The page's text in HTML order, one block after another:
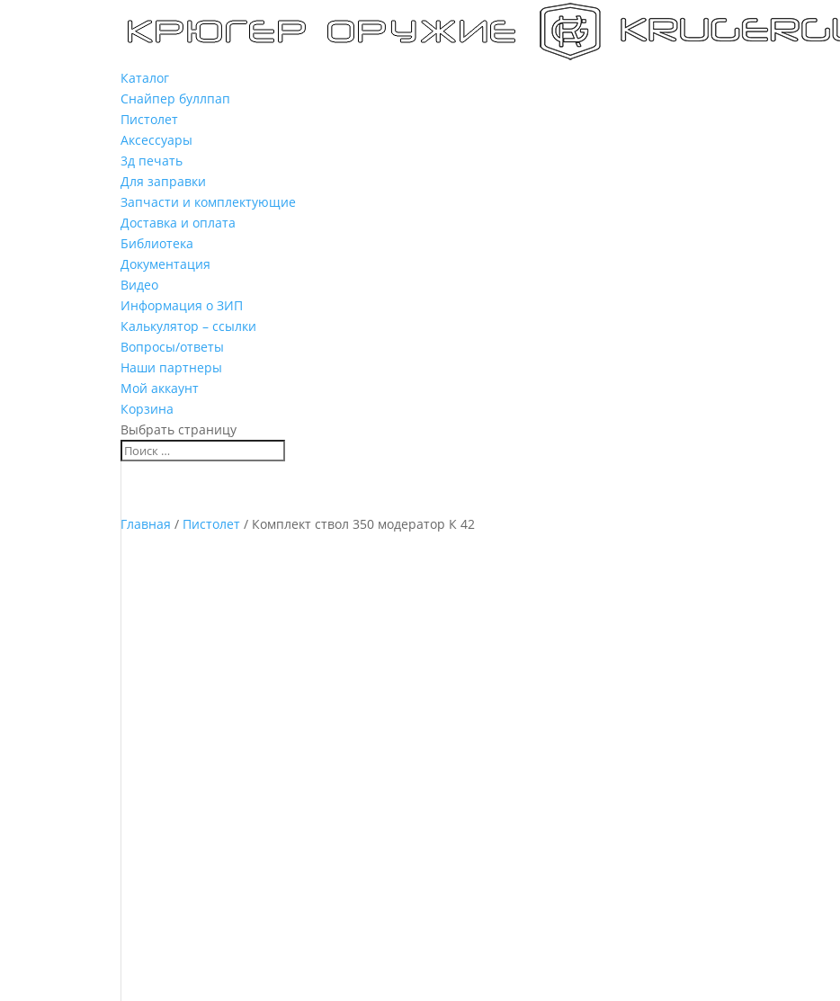
Каталог
Снайпер буллпап
Пистолет
Аксессуары
3д печать
Для заправки
Запчасти и комплектующие
Доставка и оплата
Библиотека
Документация
Видео
Информация о ЗИП
Калькулятор – ссылки
Вопросы/ответы
Наши партнеры
Мой аккаунт
Корзина
Выбрать страницу
Главная / Пистолет / Комплект ствол 350 модератор К 42